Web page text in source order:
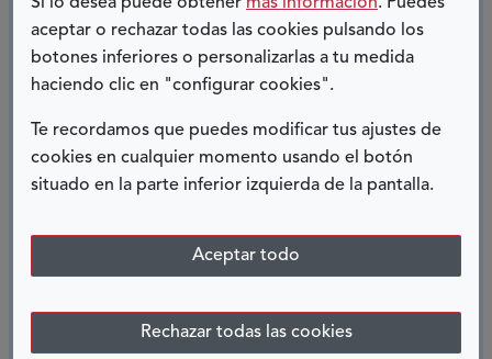
aceptar o rechazar todas las cookies pulsando los
botones inferiores o personalizarlas a tu medida
haciendo clic en "configurar cookies".
Te recordamos que puedes modificar tus ajustes de
cookies en cualquier momento usando el botón
situado en la parte inferior izquierda de la pantalla.
Aceptar todo
Rechazar todas las cookies
que otros formatos tradicionales no permiten.
Un buen diseño urbano será siempre
No hay ciudades accesibles o no....hayciudades y
diseñados, pensados o no en el usuario final, las
José Luis Borau Jordán